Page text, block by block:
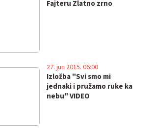
Fajteru Zlatno zrno
Izložba "Svi smo mi
jednaki i pružamo ruke ka
nebu" VIDEO
27. jun 2015. 06:00